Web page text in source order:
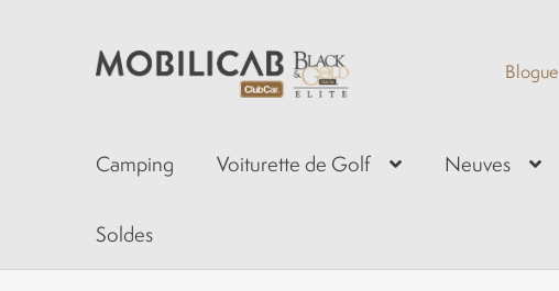
Aller
navigation
Aller
Blogue
Camping Voiturette de Golf Neuves
Soldes